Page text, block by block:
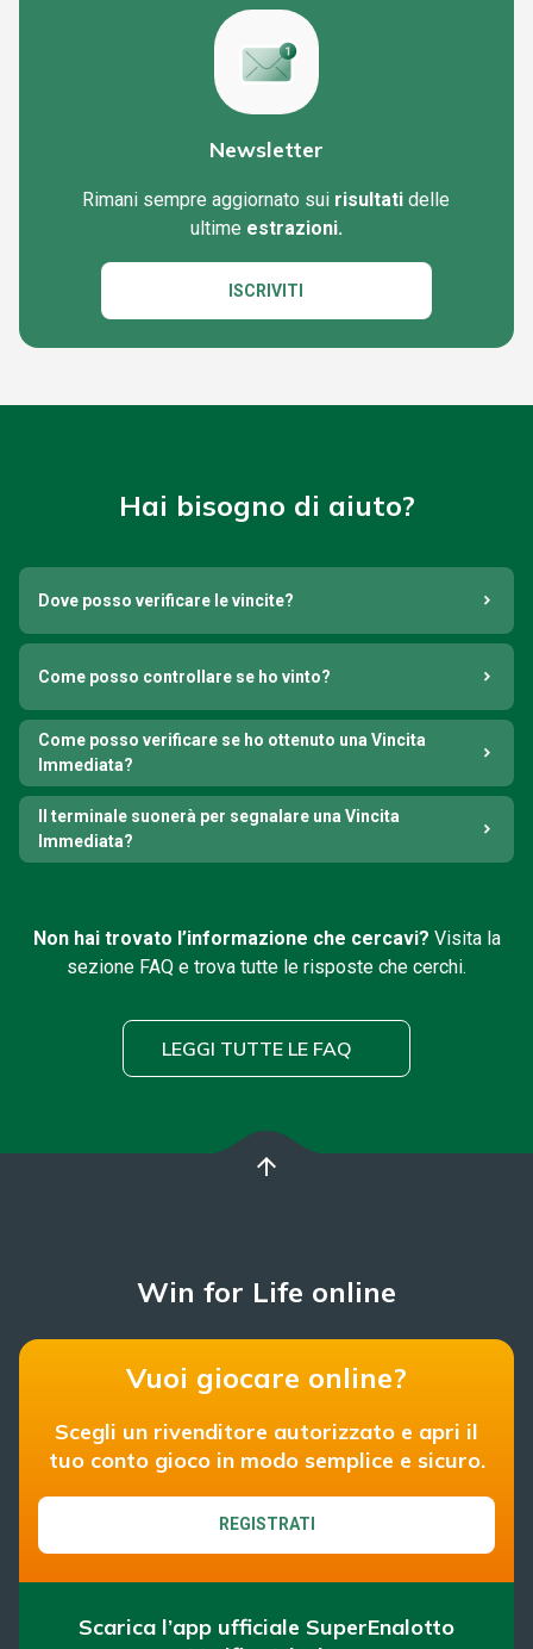
Newsletter
Rimani sempre aggiornato sui risultati delle
ultime estrazioni.
ISCRIVITI
Hai bisogno di aiuto?
Dove posso verificare le vincite?
Come posso controllare se ho vinto?
Come posso verificare se ho ottenuto una Vincita
Immediata?
Il terminale suonerà per segnalare una Vincita
Immediata?
Non hai trovato l’informazione che cercavi? Visita la
sezione FAQ e trova tutte le risposte che cerchi.
LEGGI TUTTE LE FAQ
arrow_upward
Win for Life online
Vuoi giocare online?
Scegli un rivenditore autorizzato e apri il
tuo conto gioco in modo semplice e sicuro.
REGISTRATI
Scarica l’app ufficiale SuperEnalotto